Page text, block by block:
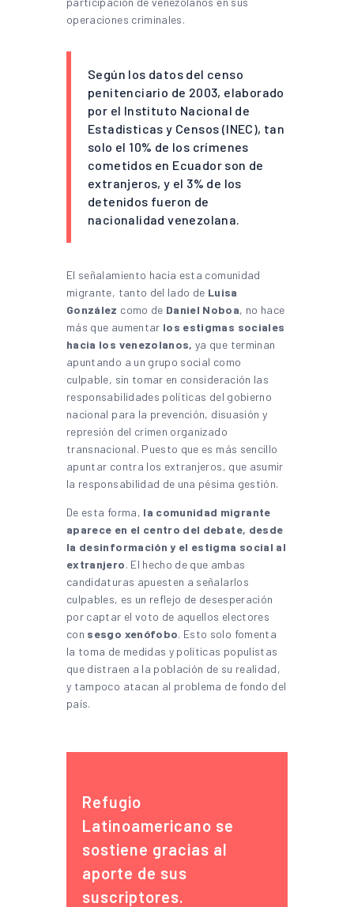
operaciones criminales.
Según los datos del censo
penitenciario de 2003, elaborado
por el Instituto Nacional de
Estadisticas y Censos (INEC), tan
solo el 10% de los crímenes
cometidos en Ecuador son de
extranjeros, y el 3% de los
detenidos fueron de
nacionalidad venezolana.
El señalamiento hacia esta comunidad
migrante, tanto del lado de Luisa
González como de Daniel Noboa, no hace
más que aumentar los estigmas sociales
hacia los venezolanos, ya que terminan
apuntando a un grupo social como
culpable, sin tomar en consideración las
responsabilidades políticas del gobierno
nacional para la prevención, disuasión y
represión del crimen organizado
transnacional. Puesto que es más sencillo
apuntar contra los extranjeros, que asumir
la responsabilidad de una pésima gestión.
De esta forma, la comunidad migrante
aparece en el centro del debate, desde
la desinformación y el estigma social al
extranjero. El hecho de que ambas
candidaturas apuesten a señalarlos
culpables, es un reflejo de desesperación
por captar el voto de aquellos electores
con sesgo xenófobo. Esto solo fomenta
la toma de medidas y políticas populistas
que distraen a la población de su realidad,
y tampoco atacan al problema de fondo del
país.
Refugio
Latinoamericano se
sostiene gracias al
aporte de sus
suscriptores.